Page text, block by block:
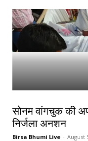
सोनम वांगचुक की
निर्जला अनशन
Birsa Bhumi Live - August